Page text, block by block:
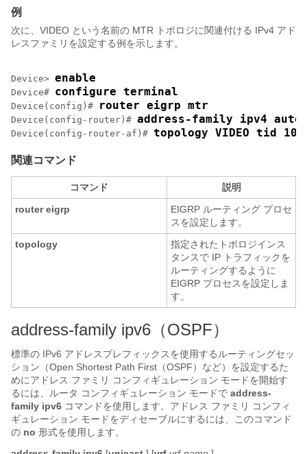
例
次に、VIDEO という名前の MTR トポロジに関連付ける IPv4 アド
レスファミリを設定する例を示します。
Device> enable
Device# configure terminal
Device(config)# router eigrp mtr
Device(config-router)# address-family ipv4
Device(config-router-af)# topology VIDEO tid 100
関連コマンド
コマンド
説明
router eigrp
EIGRP ルーティング プロセ
スを設定します。
topology
指定されたトポロジインス
タンスで IP トラフィックを
ルーティングするように
EIGRP プロセスを設定しま
す。
address-family ipv6（OSPF）
標準の IPv6 アドレスプレフィックスを使用するルーティングセッ
ション（Open Shortest Path First（OSPF）など）を設定するた
めにアドレス ファミリ コンフィギュレーション モードを開始す
るには、ルータ コンフィギュレーション モードで address-
family ipv6 コマンドを使用します。アドレス ファミリ コンフィ
ギュレーション モードをディセーブルにするには、このコマンド
の no 形式を使用します。